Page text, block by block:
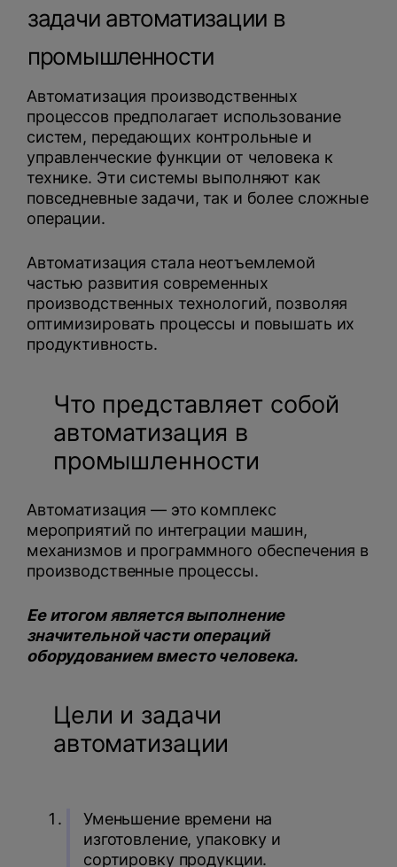
задачи автоматизации в
промышленности
Автоматизация производственных
процессов предполагает использование
систем, передающих контрольные и
управленческие функции от человека к
технике. Эти системы выполняют как
повседневные задачи, так и более сложные
операции.
Автоматизация стала неотъемлемой
частью развития современных
производственных технологий, позволяя
оптимизировать процессы и повышать их
продуктивность.
Что представляет собой
автоматизация в
промышленности
Автоматизация — это комплекс
мероприятий по интеграции машин,
механизмов и программного обеспечения в
производственные процессы.
Ее итогом является выполнение
значительной части операций
оборудованием вместо человека.
Цели и задачи
автоматизации
Уменьшение времени на
изготовление, упаковку и
сортировку продукции.